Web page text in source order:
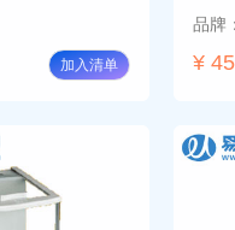
加入清单
品牌
¥